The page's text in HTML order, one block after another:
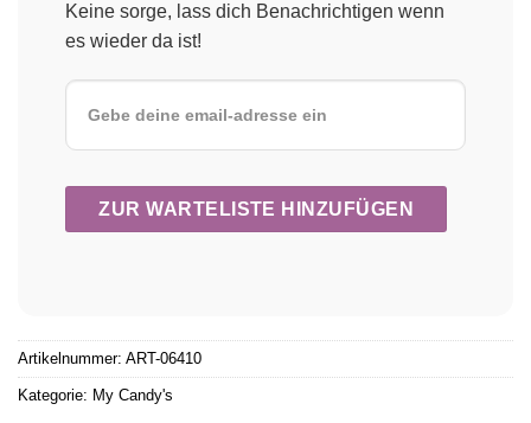
Keine sorge, lass dich Benachrichtigen wenn
es wieder da ist!
Artikelnummer: ART-06410
Kategorie: My Candy's